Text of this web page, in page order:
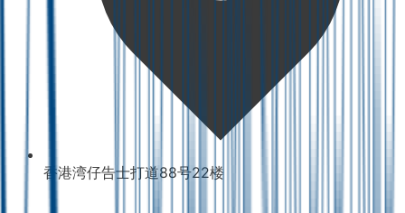
香港湾仔告士打道88号22楼